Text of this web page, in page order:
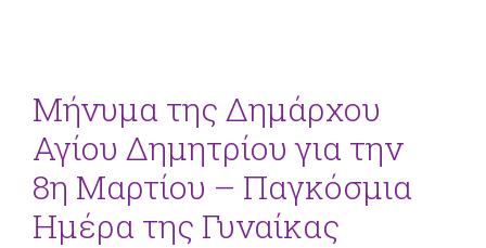
Μήνυμα της Δημάρχου
Αγίου Δημητρίου για την
8η Μαρτίου – Παγκόσμια
Ημέρα της Γυναίκας